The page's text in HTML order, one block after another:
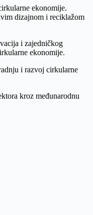
ekonomije.
dizajnom i reciklažom
i zajedničkog
ekonomije.
i razvoj cirkularne
kroz međunarodnu